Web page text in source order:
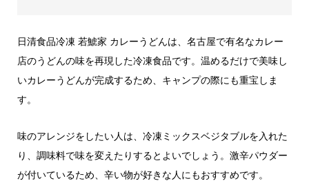
日清食品冷凍 若鯱家 カレーうどんは、名古屋で有名なカレー
店のうどんの味を再現した冷凍食品です。温めるだけで美味し
いカレーうどんが完成するため、キャンプの際にも重宝しま
す。
味のアレンジをしたい人は、冷凍ミックスベジタブルを入れた
り、調味料で味を変えたりするとよいでしょう。激辛パウダー
が付いているため、辛い物が好きな人にもおすすめです。